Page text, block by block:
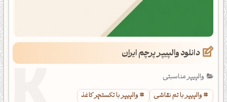
دانلود والپیپر پرچم ایران
والپیپر مناسبتی
والپیپر با تم نقاشی
والپیپر با تکستچر کاغذ